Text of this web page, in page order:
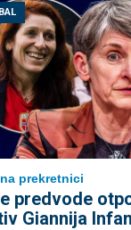
na prekretnici
predvode
Giannija